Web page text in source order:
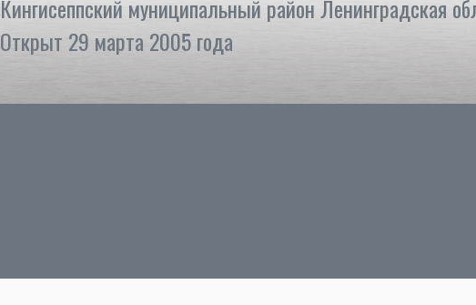
Кингисеппский муниципальный район Ленинградская
Открыт 29 марта 2005 года